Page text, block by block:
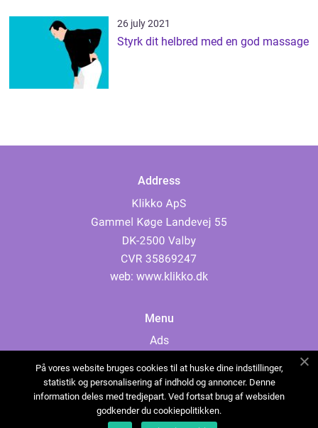
26 july 2021
Styrk dit helbred med en god massage
Address
web: www.klikko.dk
Menu
Ads
Cookies
Contact
Sitemap
På vores website bruges cookies til at huske dine indstillinger,
statistik og personalisering af indhold og annoncer. Denne
information deles med tredjepart. Ved fortsat brug af websiden
godkender du cookiepolitikken.